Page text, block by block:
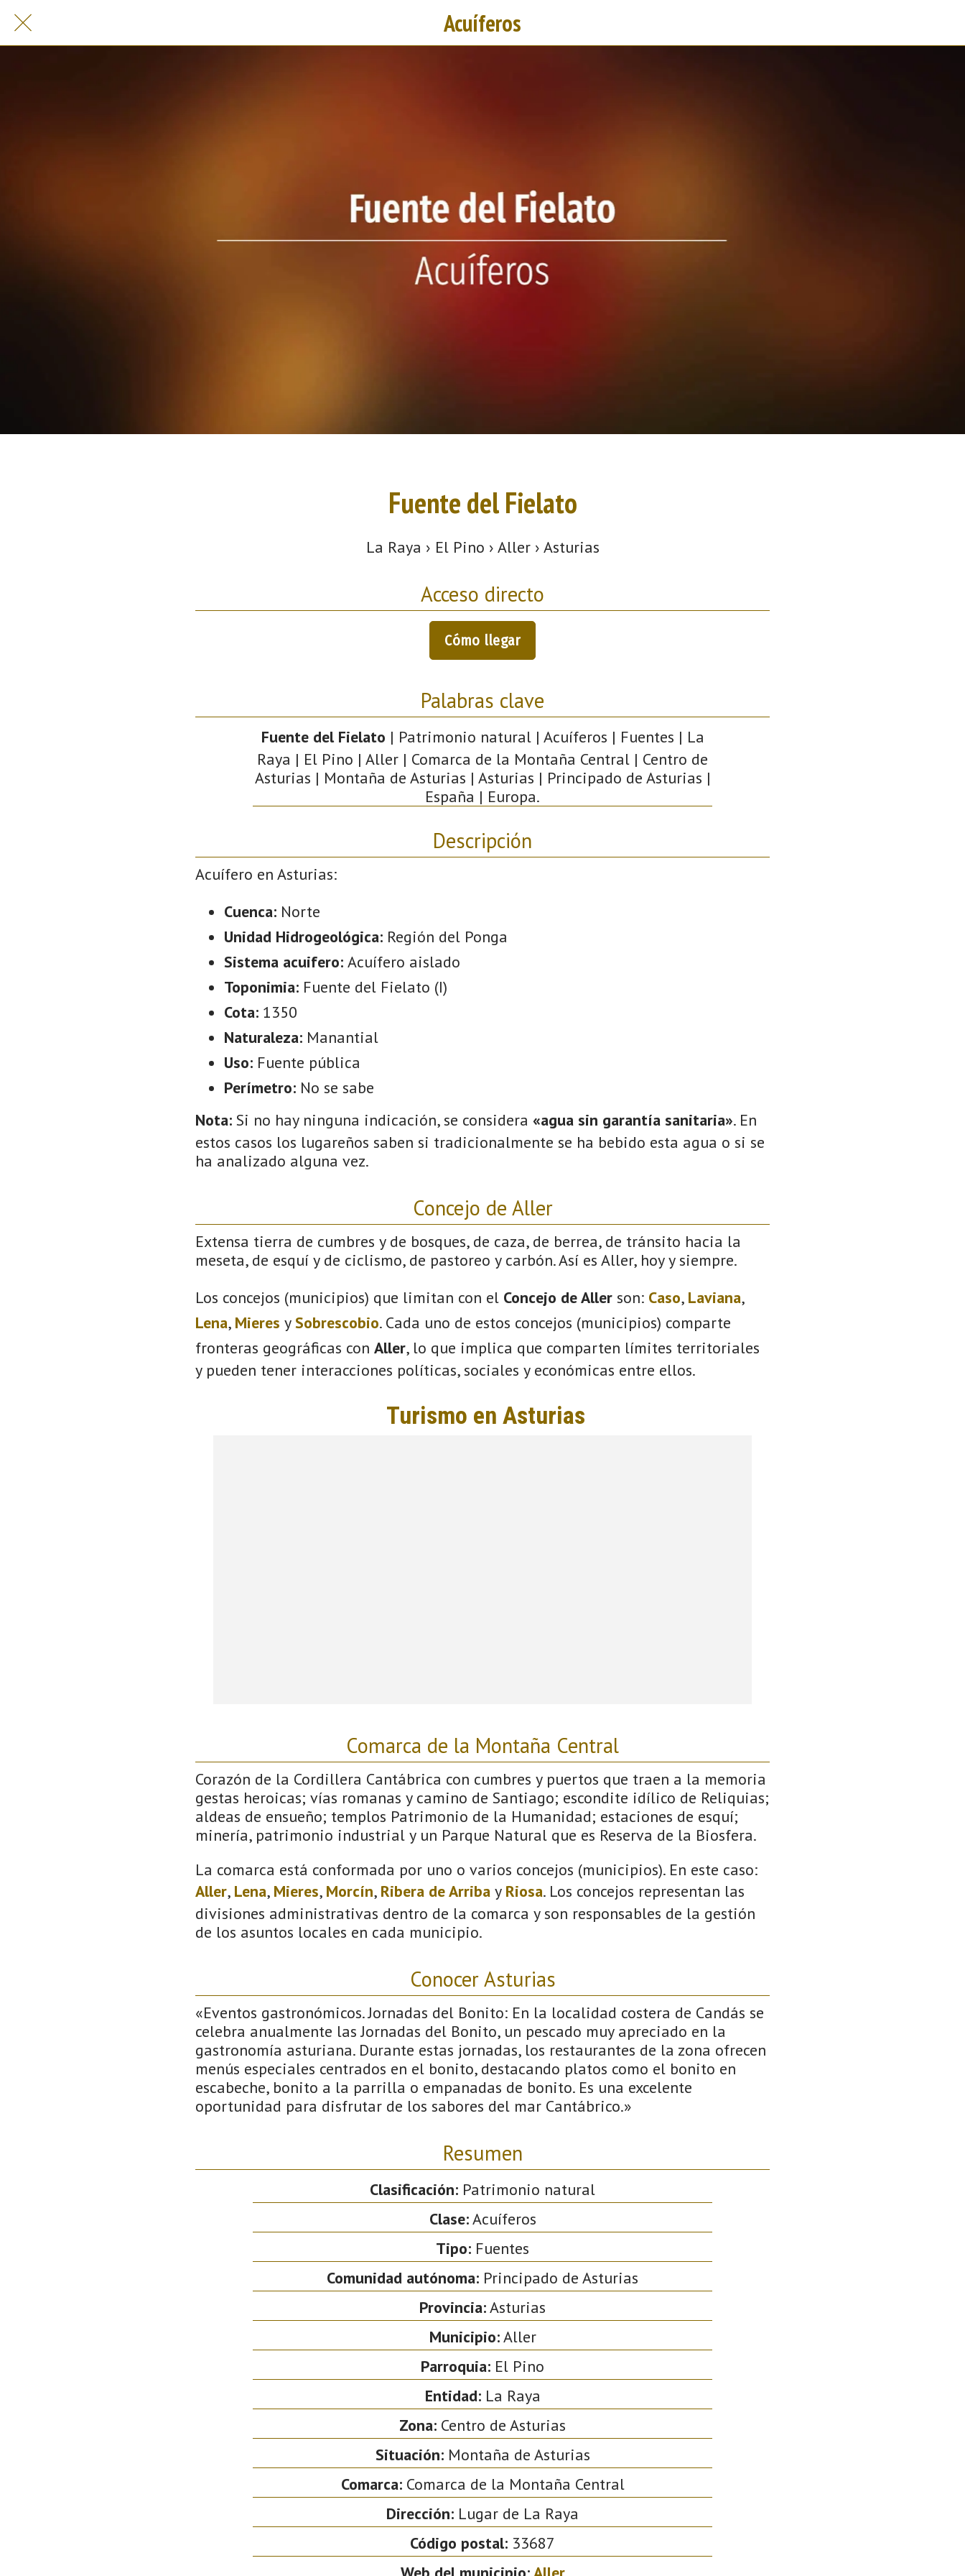
Acuíferos
Fuente del Fielato
La Raya › El Pino › Aller › Asturias
Acceso directo
Cómo llegar
Palabras clave
Fuente del Fielato | Patrimonio natural | Acuíferos | Fuentes | La
Raya | El Pino | Aller | Comarca de la Montaña Central | Centro de
Asturias | Montaña de Asturias | Asturias | Principado de Asturias |
España | Europa.
Descripción
Acuífero en Asturias:
Cuenca: Norte
Unidad Hidrogeológica: Región del Ponga
Sistema acuifero: Acuífero aislado
Toponimia: Fuente del Fielato (I)
Cota: 1350
Naturaleza: Manantial
Uso: Fuente pública
Perímetro: No se sabe
Nota: Si no hay ninguna indicación, se considera «agua sin garantía sanitaria». En
estos casos los lugareños saben si tradicionalmente se ha bebido esta agua o si se
ha analizado alguna vez.
Concejo de Aller
Extensa tierra de cumbres y de bosques, de caza, de berrea, de tránsito hacia la
meseta, de esquí y de ciclismo, de pastoreo y carbón. Así es Aller, hoy y siempre.
Los concejos (municipios) que limitan con el Concejo de Aller son: Caso, Laviana,
Lena, Mieres ySobrescobio. Cada uno de estos concejos (municipios) comparte
fronteras geográficas con Aller, lo que implica que comparten límites territoriales
y pueden tener interacciones políticas, sociales y económicas entre ellos.
Comarca de la Montaña Central
Corazón de la Cordillera Cantábrica con cumbres y puertos que traen a la memoria
gestas heroicas; vías romanas y camino de Santiago; escondite idílico de Reliquias;
aldeas de ensueño; templos Patrimonio de la Humanidad; estaciones de esquí;
minería, patrimonio industrial y un Parque Natural que es Reserva de la Biosfera.
La comarca está conformada por uno o varios concejos (municipios). En este caso:
Aller, Lena, Mieres, Morcín, Ribera de Arriba y Riosa. Los concejos representan las
divisiones administrativas dentro de la comarca y son responsables de la gestión
de los asuntos locales en cada municipio.
Conocer Asturias
«Eventos gastronómicos. Jornadas del Bonito: En la localidad costera de Candás se
celebra anualmente las Jornadas del Bonito, un pescado muy apreciado en la
gastronomía asturiana. Durante estas jornadas, los restaurantes de la zona ofrecen
menús especiales centrados en el bonito, destacando platos como el bonito en
escabeche, bonito a la parrilla o empanadas de bonito. Es una excelente
oportunidad para disfrutar de los sabores del mar Cantábrico.»
Resumen
Clasificación: Patrimonio natural
Clase:Acuíferos
Tipo: Fuentes
Comunidad autónoma: Principado de Asturias
Provincia:Asturias
Municipio:Aller
Parroquia: El Pino
Entidad:La Raya
Zona: Centro de Asturias
Situación:Montaña de Asturias
Comarca:Comarca de la Montaña Central
Dirección: Lugar de La Raya
Código postal: 33687